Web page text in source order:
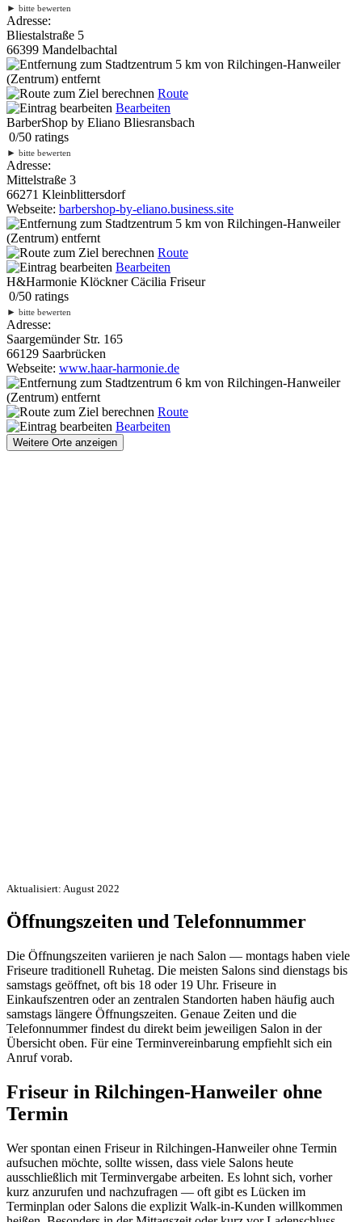
► bitte bewerten
Adresse:
Bliestalstraße 5
66399 Mandelbachtal
5 km von Rilchingen-Hanweiler
(Zentrum) entfernt
Route
Bearbeiten
BarberShop by Eliano Bliesransbach
0/50 ratings
► bitte bewerten
Adresse:
Mittelstraße 3
66271 Kleinblittersdorf
Webseite: barbershop-by-eliano.business.site
5 km von Rilchingen-Hanweiler
(Zentrum) entfernt
Route
Bearbeiten
H&Harmonie Klöckner Cäcilia Friseur
0/50 ratings
► bitte bewerten
Adresse:
Saargemünder Str. 165
66129 Saarbrücken
Webseite: www.haar-harmonie.de
6 km von Rilchingen-Hanweiler
(Zentrum) entfernt
Route
Bearbeiten
Weitere Orte anzeigen
Aktualisiert: August 2022
Öffnungszeiten und Telefonnummer
Die Öffnungszeiten variieren je nach Salon — montags haben viele
Friseure traditionell Ruhetag. Die meisten Salons sind dienstags bis
samstags geöffnet, oft bis 18 oder 19 Uhr. Friseure in
Einkaufszentren oder an zentralen Standorten haben häufig auch
samstags längere Öffnungszeiten. Genaue Zeiten und die
Telefonnummer findest du direkt beim jeweiligen Salon in der
Übersicht oben. Für eine Terminvereinbarung empfiehlt sich ein
Anruf vorab.
Friseur in Rilchingen-Hanweiler ohne
Termin
Wer spontan einen Friseur in Rilchingen-Hanweiler ohne Termin
aufsuchen möchte, sollte wissen, dass viele Salons heute
ausschließlich mit Terminvergabe arbeiten. Es lohnt sich, vorher
kurz anzurufen und nachzufragen — oft gibt es Lücken im
Terminplan oder Salons die explizit Walk-in-Kunden willkommen